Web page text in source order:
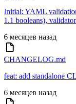
Initial: YAML
1.1 booleans),
6 месяцев назад
CHANGELOG.md
feat: add standalone
6 месяцев назад